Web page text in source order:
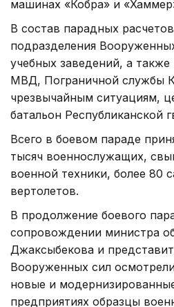
машинах «Кобра» и
В состав парадных
подразделения
учебных заведений, а
МВД, Пограничной службы
чрезвычайным ситуациям,
батальон Республиканской
Всего в боевом параде
тысяч военнослужащих,
военной техники, более 80
вертолетов.
В продолжение боевого
сопровождении министра
Джаксыбекова и
Вооруженных сил
новые и
предприятиях образцы